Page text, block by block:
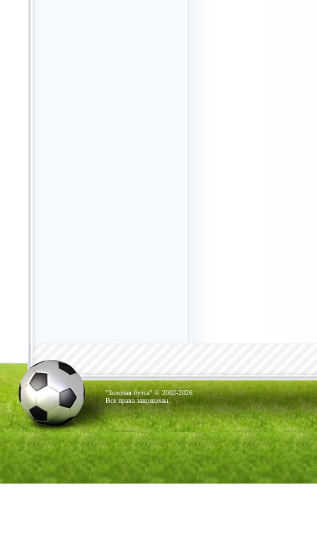
"Золотая бутса" © 2002-2026
Все права защищены.